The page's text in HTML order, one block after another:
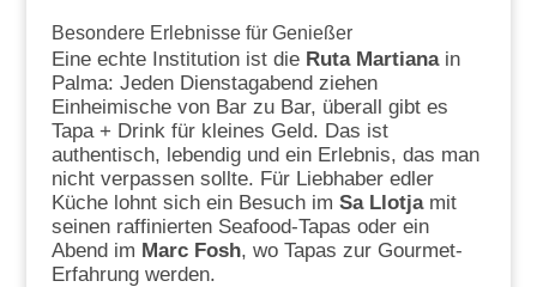
Besondere Erlebnisse für Genießer
Eine echte Institution ist die Ruta Martianain
Palma: Jeden Dienstagabend ziehen
Einheimische von Bar zu Bar, überall gibt es
Tapa + Drink für kleines Geld. Das ist
authentisch, lebendig und ein Erlebnis, das man
nicht verpassen sollte. Für Liebhaber edler
Küche lohnt sich ein Besuch im Sa Llotjamit
seinen raffinierten Seafood-Tapas oder ein
Abend im Marc Fosh, wo Tapas zur Gourmet-
Erfahrung werden.